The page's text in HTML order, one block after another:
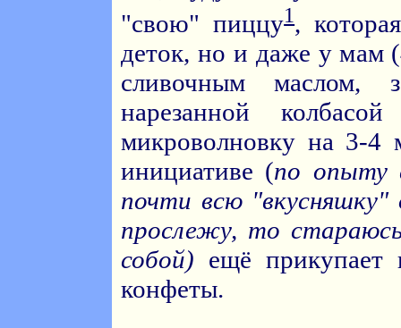
"свою" пиццу1,
деток, но и даже у мам
сливочным маслом,
нарезанной
микроволновку на 3-
инициативе (по опыту
почти всю
прослежу, то
собой) ещё прикупает
конфеты.